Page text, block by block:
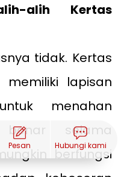
alih Kertas
tidak. Kertas
lapisan
menahan
selama
berfungsi
Pesan Hubungi kami